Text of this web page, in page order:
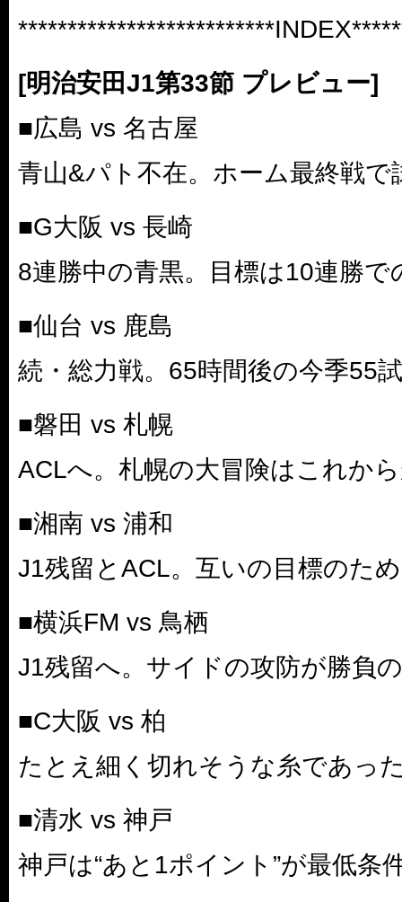
[明治安田J1第33節 プレビュー]
■広島 vs 名古屋
青山&パト不在。ホーム最終戦
■G大阪 vs 長崎
8連勝中の青黒。目標は10連勝で
■仙台 vs 鹿島
続・総力戦。65時間後の今季55
■磐田 vs 札幌
ACLへ。札幌の大冒険はこれか
■湘南 vs 浦和
J1残留とACL。互いの目標のた
■横浜FM vs 鳥栖
J1残留へ。サイドの攻防が勝負
■C大阪 vs 柏
たとえ細く切れそうな糸であっ
■清水 vs 神戸
神戸は“あと1ポイント”が最低条